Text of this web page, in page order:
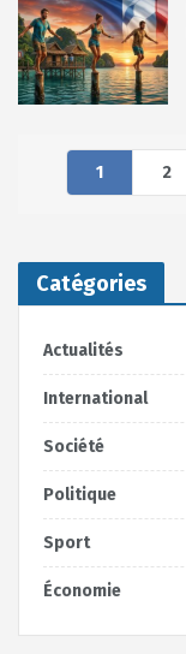
1 2
Catégories
Actualités
International
Société
Politique
Sport
Économie